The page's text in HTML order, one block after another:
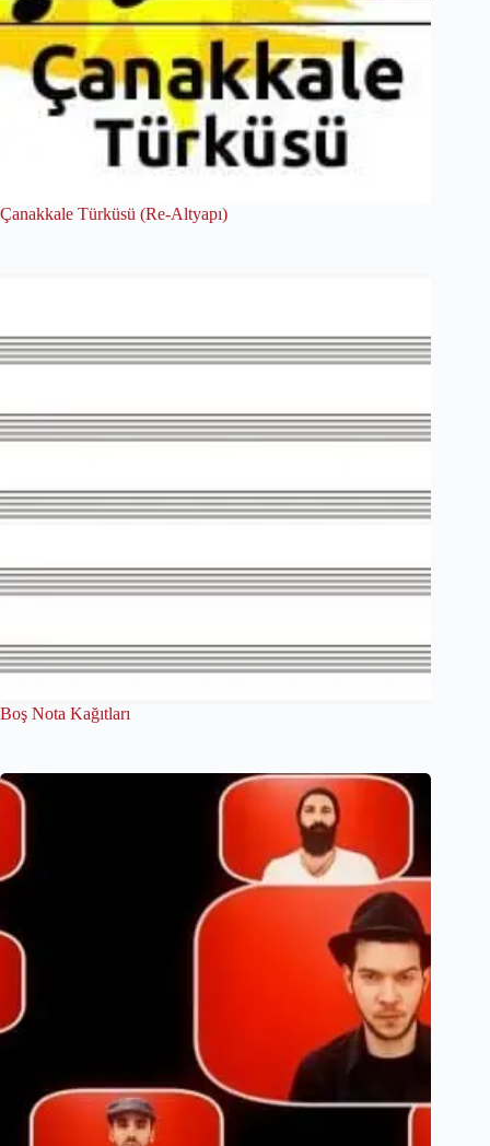
Çanakkale Türküsü (Re-Altyapı)
Boş Nota Kağıtları